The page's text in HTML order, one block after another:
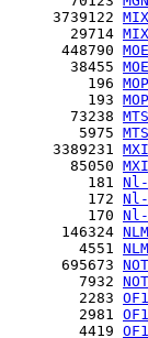
     3739122
       29714
      448790
       38455
         196
         193
       73238
        5975
     3389231
       85050
         181
         172
         170
      146324
        4551
      695673
        7932
        2283
        2981
        4419